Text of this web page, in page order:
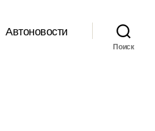
Автоновости
Поиск